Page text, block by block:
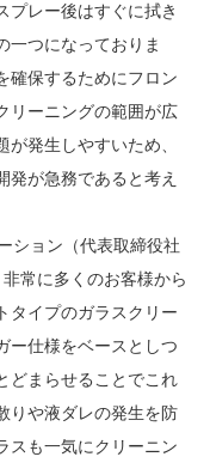
プレー後はすぐに拭き
一つになっておりま
確保するためにフロン
リーニングの範囲が広
発生しやすいため、
発が急務であると考え
ション（代表取締役社
常に多くのお客様から
タイプのガラスクリー
ー仕様をベースとしつ
どまらせることでこれ
りや液ダレの発生を防
スも一気にクリーニン